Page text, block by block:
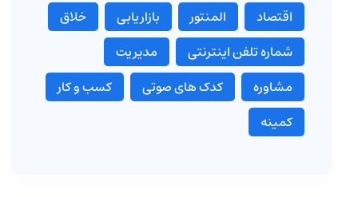
اقتصاد المنتور بازاریابی
خلاق
شماره تلفن اینترنتی
مدیریت
مشاوره
کدک های صوتی
کسب و کار
کمینه